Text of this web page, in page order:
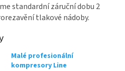
standardní záruční dobu 2
tlakové nádoby.
Malé profesionální
kompresory Line